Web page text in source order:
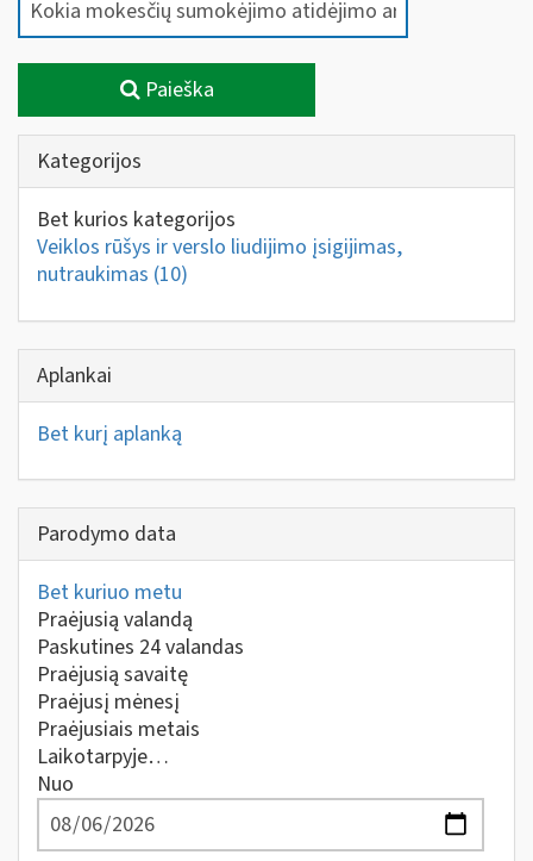
Paieška
Kategorijos
Bet kurios kategorijos
Veiklos rūšys ir verslo liudijimo įsigijimas,
nutraukimas (10)
Aplankai
Bet kurį aplanką
Parodymo data
Bet kuriuo metu
Praėjusią valandą
Paskutines 24 valandas
Praėjusią savaitę
Praėjusį mėnesį
Praėjusiais metais
Laikotarpyje…
Nuo